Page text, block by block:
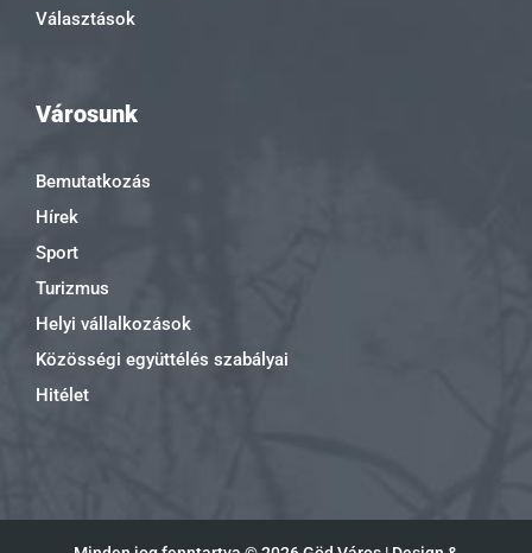
Választások
Városunk
Bemutatkozás
Hírek
Sport
Turizmus
Helyi vállalkozások
Közösségi együttélés szabályai
Hitélet